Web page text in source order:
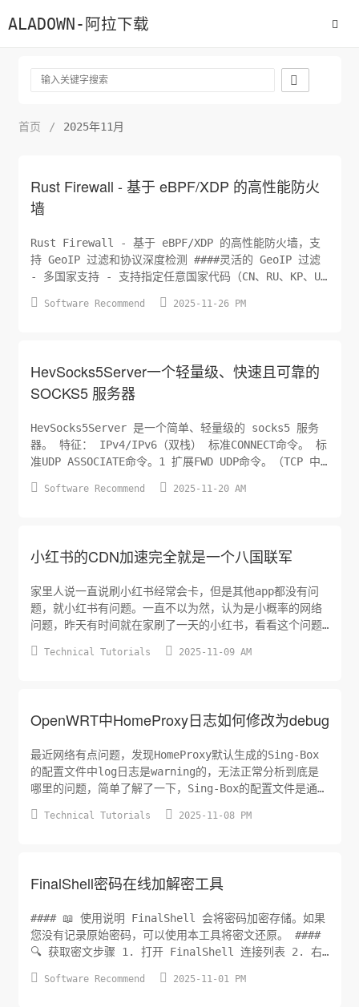
ALADOWN-阿拉下载

首页 / 2025年11月
Rust Firewall - 基于 eBPF/XDP 的高性能防火
墙
Rust Firewall - 基于 eBPF/XDP 的高性能防火墙，支
持 GeoIP 过滤和协议深度检测 ####灵活的 GeoIP 过滤
- 多国家支持 - 支持指定任意国家代码（CN、RU、KP、US
的流量 - 白名单模式 - 只允许指定国家的流量 - 无
 Software Recommend  2025-11-26 PM
HevSocks5Server一个轻量级、快速且可靠的
SOCKS5 服务器
HevSocks5Server 是一个简单、轻量级的 socks5 服务
器。 特征： IPv4/IPv6（双栈） 标准CONNECT命令。 标
准UDP ASSOCIATE命令。1 扩展FWD UDP命令。（TCP 中
/etc/systemd/system/hev-socks5-server.ser...
 Software Recommend  2025-11-20 AM
小红书的CDN加速完全就是一个八国联军
家里人说一直说刷小红书经常会卡，但是其他app都没有问
题，就小红书有问题。一直不以为然，认为是小概率的网络
问题，昨天有时间就在家刷了一天的小红书，看看这个问题
小红书的CDN问题上，再仔细分析了一下cdn的域名，发现完
 Technical Tutorials  2025-11-09 AM
OpenWRT中HomeProxy日志如何修改为debug
最近网络有点问题，发现HomeProxy默认生成的Sing-Box
的配置文件中log日志是warning的，无法正常分析到底是
哪里的问题，简单了解了一下，Sing-Box的配置文件是通过
对应的uc文件，修改一下就可以。 具体修改方法：
 Technical Tutorials  2025-11-08 PM
FinalShell密码在线加解密工具
#### 📖 使用说明 FinalShell 会将密码加密存储。如果
您没有记录原始密码，可以使用本工具将密文还原。 ####
🔍 获取密文步骤 1. 打开 FinalShell 连接列表 2. 右
"password" 字段 5. 复制密文值（不含引号） 示例密
 Software Recommend  2025-11-01 PM